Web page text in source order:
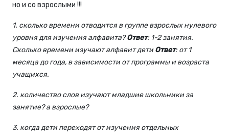
но и со взрослыми !!!
1. сколько времени отводится в группе взрослых нулевого
уровня для изучения алфавита?Ответ: 1-2 занятия.
Сколько времени изучают алфавит детиОтвет: от 1
месяца до года, в зависимости от программы и возраста
учащихся.
2. количество слов изучают младшие школьники за
занятие? а взрослые?
3. когда дети переходят от изучения отдельных